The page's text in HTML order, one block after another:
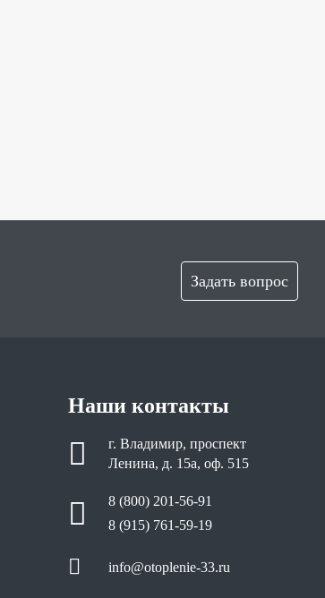
Задать вопрос
Наши контакты
г. Владимир, проспект
Ленина, д. 15а, оф. 515
8 (800) 201-56-91
8 (915) 761-59-19
info@otoplenie-33.ru